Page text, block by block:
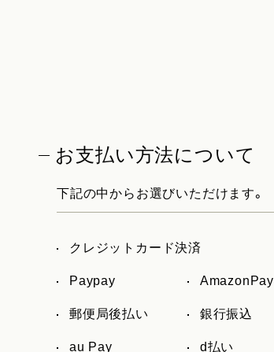
お支払い方法について
下記の中からお選びいただけます。
クレジットカード決済
Paypay AmazonPay
郵便局後払い 銀行振込
au Pay d払い